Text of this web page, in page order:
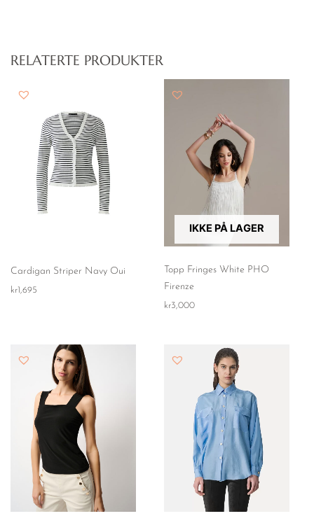
RELATERTE PRODUKTER
Cardigan Striper Navy Oui
kr 1,695
IKKE PÅ LAGER
Topp Fringes White PHO
Firenze
kr3,000